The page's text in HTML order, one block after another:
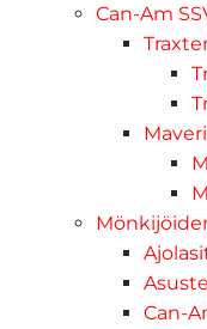
Can-Am
Can-